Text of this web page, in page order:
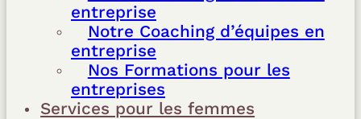
entreprise
Notre Coaching d’équipes en
entreprise
Nos Formations pour les
entreprises
Services pour les femmes